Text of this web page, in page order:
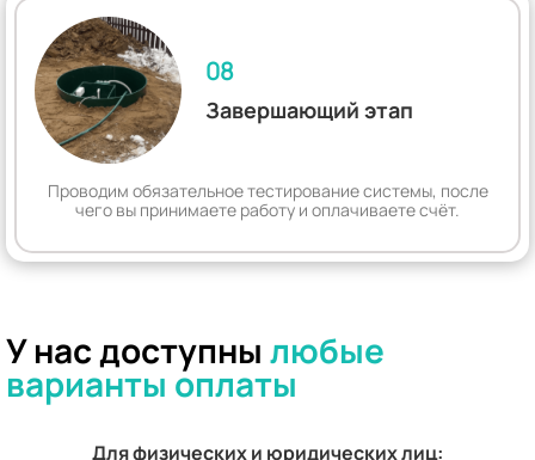
08
Завершающий этап
Проводим обязательное тестирование системы, после
чего вы принимаете работу и оплачиваете счёт.
У нас доступны любые
варианты оплаты
Для физических и юридических лиц: